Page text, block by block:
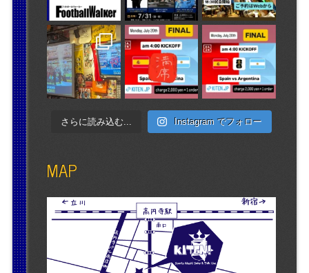
さらに読み込む... Instagram でフォロー
MAP